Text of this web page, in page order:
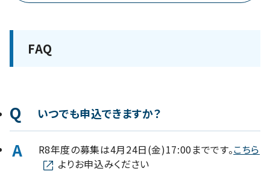
FAQ
Q いつでも申込できますか？
A R8年度の募集は4月24日(金)17:00までです。こちら
よりお申込みください